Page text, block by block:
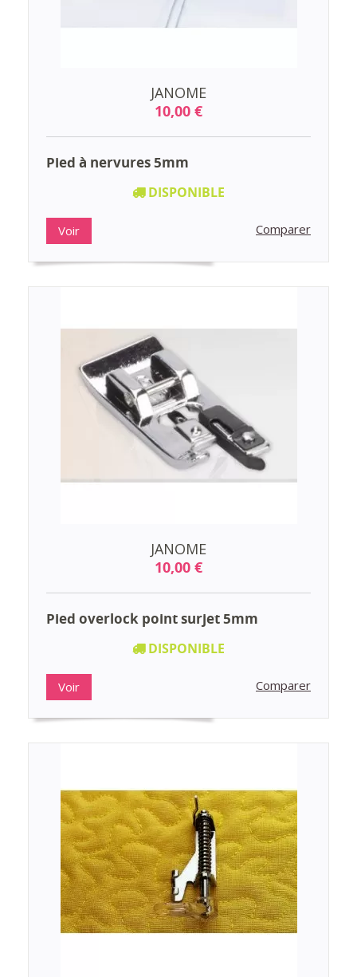
JANOME
10,00 €
Pied à nervures 5mm
DISPONIBLE
Voir Comparer
JANOME
10,00 €
Pied overlock point surjet 5mm
DISPONIBLE
Voir Comparer